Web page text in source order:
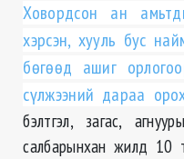
Ховордсон ан
хэрсэн, хууль бус
бөгөөд ашиг
сүлжээний дараа
бэлтгэл, загас,
салбарынхан жилд 10